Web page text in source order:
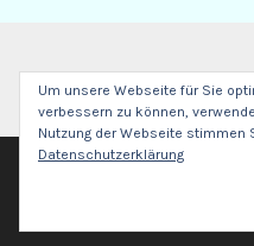
Um unsere Webseite für Sie
verbessern zu können,
Nutzung der Webseite stimmen
Datenschutzerklärung